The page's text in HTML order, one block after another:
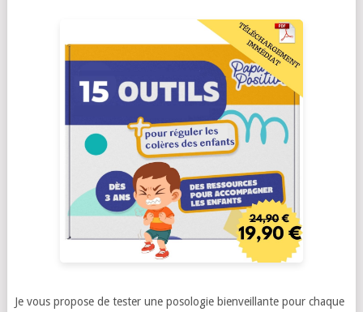
Je vous propose de tester une posologie bienveillante pour chaque